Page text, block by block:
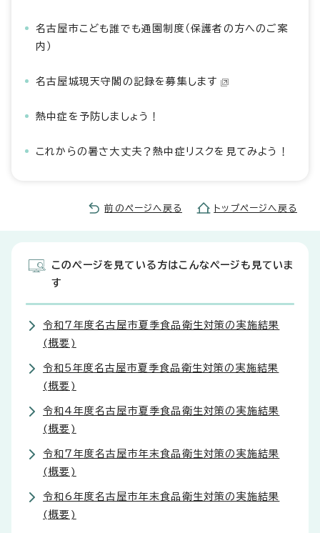
名古屋市こども誰でも通園制度（保護者の方へのご案
内）
名古屋城現天守閣の記録を募集します
熱中症を予防しましょう！
これからの暑さ大丈夫？熱中症リスクを見てみよう！
前のページへ戻る トップページへ戻る
このページを見ている方はこんなページも見ていま
す
令和7年度名古屋市夏季食品衛生対策の実施結果
(概要)
令和5年度名古屋市夏季食品衛生対策の実施結果
(概要)
令和4年度名古屋市夏季食品衛生対策の実施結果
(概要)
令和7年度名古屋市年末食品衛生対策の実施結果
(概要)
令和6年度名古屋市年末食品衛生対策の実施結果
(概要)